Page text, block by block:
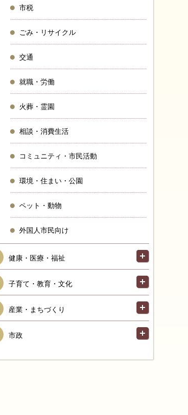
市税
ごみ・リサイクル
交通
就職・労働
火葬・霊園
相談・消費生活
コミュニティ・市民活動
環境・住まい・公園
ペット・動物
外国人市民向け
健康・医療・福祉
子育て・教育・文化
産業・まちづくり
市政